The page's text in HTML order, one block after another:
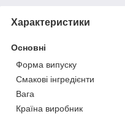
Характеристики
Основні
Форма випуску
Смакові інгредієнти
Вага
Країна виробник